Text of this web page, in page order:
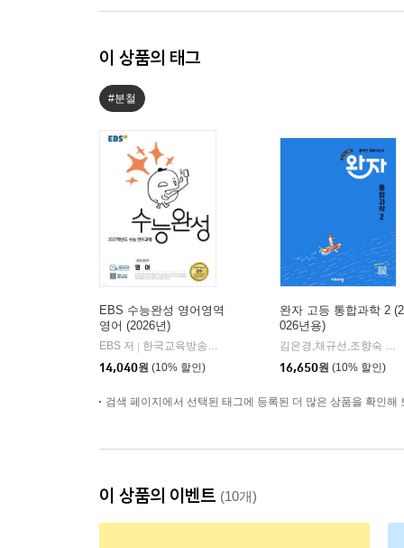
이 상품의 태그
#분철
EBS 수능완성 영어영역
영어 (2026년)
EBS 저
한국교육방송공사
14,040원 (10% 할인)
완자 고등 통합과학 2 (2
026년용)
김은경,채규선,조향숙 등저
16,650원 (10% 할인)
검색 페이지에서 선택된 태그에 등록된 더 많은 상품을 확인해
이 상품의 이벤트 (10개)